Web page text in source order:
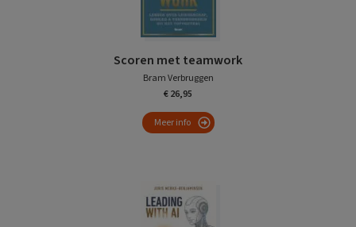
Scoren met teamwork
Bram Verbruggen
€ 26,95
Meer info